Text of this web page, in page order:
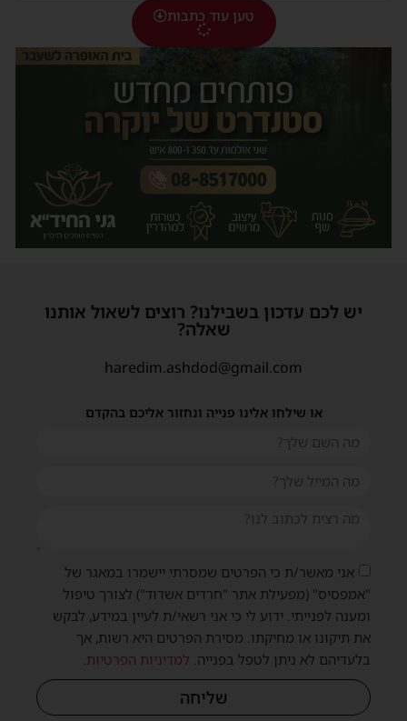
טען עוד כתבות
יש לכם עדכון בשבילנו? רוצים לשאול אותנו
שאלה?
haredim.ashdod@gmail.com
או שילחו אלינו פנייה ונחזור אליכם בהקדם
אני מאשר/ת כי הפרטים שמסרתי יישמרו במאגר של
"אמפסיס" (מפעילת אתר "חרדים אשדוד") לצורך טיפול
ומענה לפנייתי. ידוע לי כי אני רשאי/ת לעיין במידע, לבקש
את תיקונו או מחיקתו. מסירת הפרטים היא רשות, אך
בלעדיהם לא ניתן לטפל בפנייה.למדיניות הפרטיות.
שליחה